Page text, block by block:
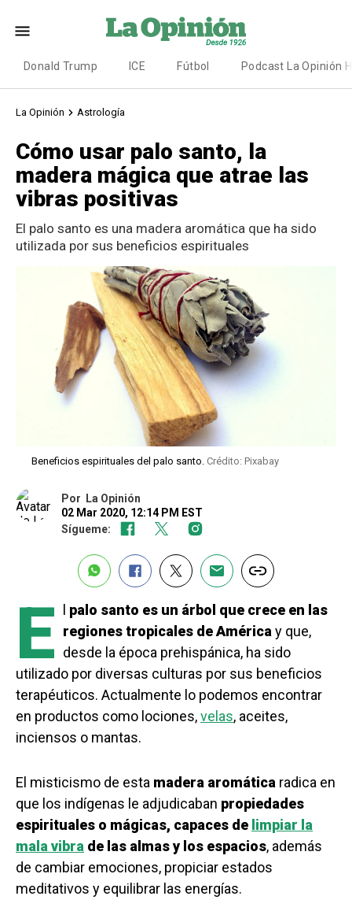
Donald Trump ICE Fútbol Podcast La Opinión
La Opinión Astrología
Cómo usar palo santo, la
madera mágica que atrae las
vibras positivas
El palo santo es una madera aromática que ha sido
utilizada por sus beneficios espirituales
Beneficios espirituales del palo santo. Crédito: Pixabay
Por
La Opinión
02 Mar 2020, 12:14 PM EST
Sígueme:
E
palo santo es un árbol que crece en las
regiones tropicales de Américay que,
desde la época prehispánica, ha sido
utilizado por diversas culturas por sus beneficios
terapéuticos. Actualmente lo podemos encontrar
en productos como lociones,velas, aceites,
inciensos o mantas.
El misticismo de esta madera aromática radica en
que los indígenas le adjudicaban propiedades
espirituales o mágicas, capaces de limpiar la
mala vibra de las almas y los espacios, además
de cambiar emociones, propiciar estados
meditativos y equilibrar las energías.